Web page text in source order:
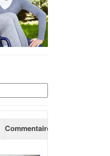
Commentaires